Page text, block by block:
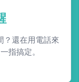
？還在用電話來
指搞定。